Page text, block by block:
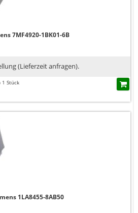
7MF4920-1BK01-6B
(Lieferzeit anfragen).
1 Stück
1LA8455-8AB50